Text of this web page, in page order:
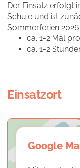
Der Einsatz erfolgt
Schule und ist
Sommerferien 2026
ca. 1-2 Mal
ca. 1-2
Einsatzort
Google